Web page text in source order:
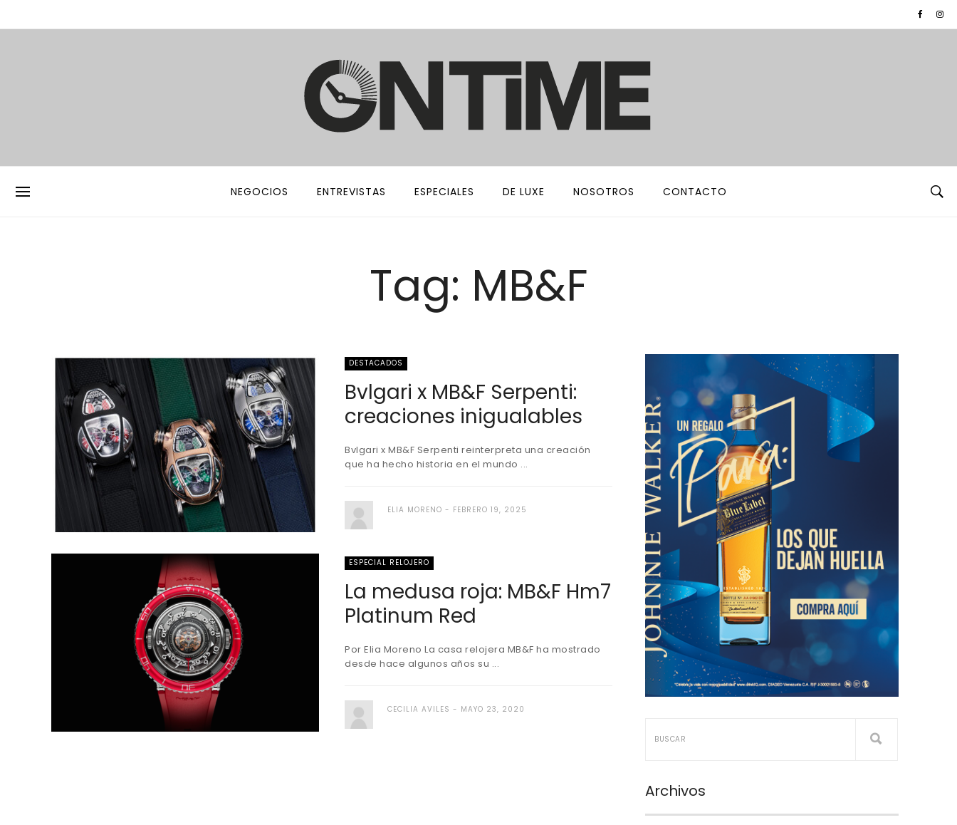
NEGOCIOS ENTREVISTAS ESPECIALES DE LUXE NOSOTROS CONTACTO
Tag: MB&F
DESTACADOS
Bvlgari x MB&F Serpenti:
creaciones inigualables
Bvlgari x MB&F Serpenti reinterpreta una creación
que ha hecho historia en el mundo ...
ELIA MORENO FEBRERO 19, 2025
ESPECIAL RELOJERO
La medusa roja: MB&F Hm7
Platinum Red
Por Elia Moreno La casa relojera MB&F ha mostrado
desde hace algunos años su ...
CECILIA AVILES MAYO 23, 2020
Archivos